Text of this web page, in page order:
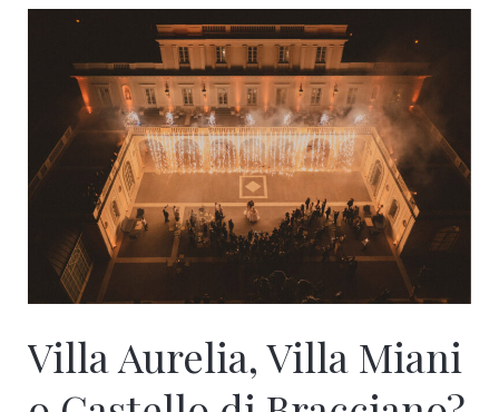
Villa Aurelia, Villa Miani
Aurelia,
Miani
Castello
Bracciano?
Location